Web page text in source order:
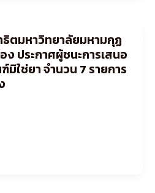
ธิตมหาวิทยาลัยมหามกุฏ
ง ประกาศผู้ชนะการเสนอ
ใช่ยา จำนวน 7 รายการ